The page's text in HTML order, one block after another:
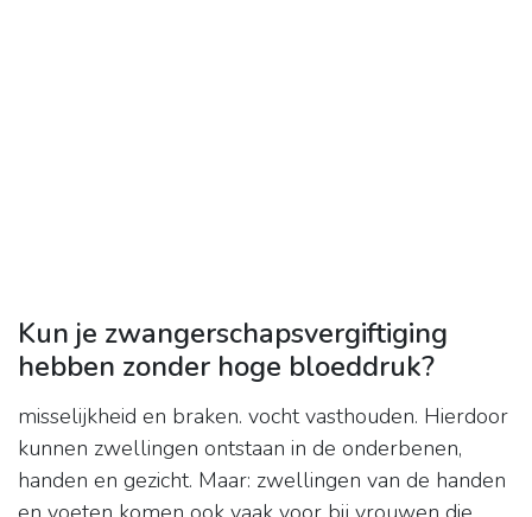
Kun je zwangerschapsvergiftiging
hebben zonder hoge bloeddruk?
misselijkheid en braken. vocht vasthouden. Hierdoor
kunnen zwellingen ontstaan in de onderbenen,
handen en gezicht. Maar: zwellingen van de handen